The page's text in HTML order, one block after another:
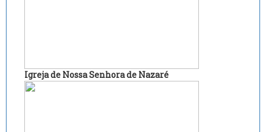
Igreja de Nossa Senhora de Nazaré